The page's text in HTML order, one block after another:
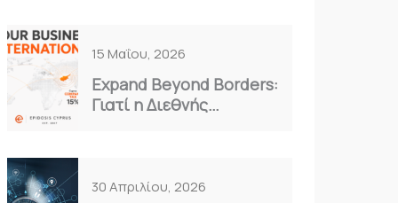
15 Μαΐου, 2026
Expand Beyond Borders:
Γιατί η Διεθνής
30 Απριλίου, 2026